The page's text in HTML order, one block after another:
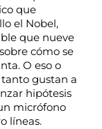
que
el Nobel,
que nueve
cómo se
O eso o
gustan a
hipótesis
micrófono
líneas.